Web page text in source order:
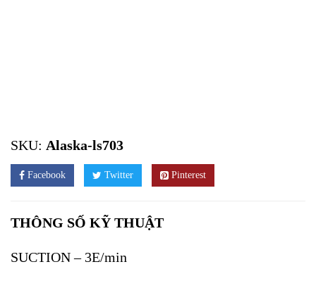
SKU: Alaska-ls703
Facebook Twitter Pinterest
THÔNG SỐ KỸ THUẬT
SUCTION – 3E/min